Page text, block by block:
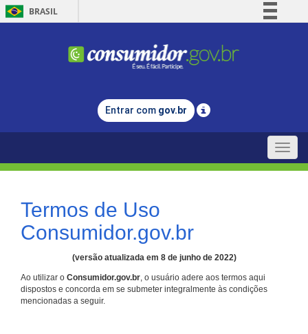
BRASIL
Comunica BR
Legislação
Entrar com gov.br
Toggle
Termos de Uso
Consumidor.gov.br
(versão atualizada em 8 de junho de 2022)
Ao utilizar o Consumidor.gov.br, o usuário adere aos termos aqui
dispostos e concorda em se submeter integralmente às condições
mencionadas a seguir.